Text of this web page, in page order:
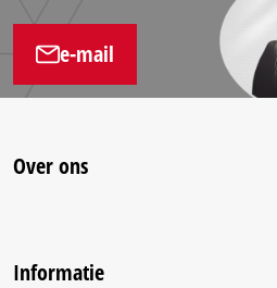
e-mail
Over ons
Informatie